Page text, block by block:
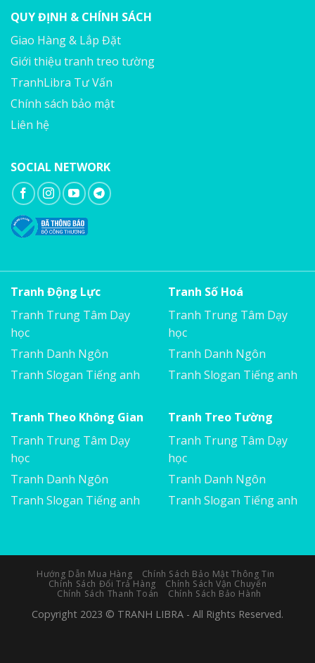
QUY ĐỊNH & CHÍNH SÁCH
Giao Hàng & Lắp Đặt
Giới thiệu tranh treo tường
TranhLibra Tư Vấn
Chính sách bảo mật
Liên hệ
SOCIAL NETWORK
Tranh Động Lực
Tranh Trung Tâm Dạy
học
Tranh Danh Ngôn
Tranh Slogan Tiếng anh
Tranh Số Hoá
Tranh Trung Tâm Dạy
học
Tranh Danh Ngôn
Tranh Slogan Tiếng anh
Tranh Theo Không Gian
Tranh Trung Tâm Dạy
học
Tranh Danh Ngôn
Tranh Slogan Tiếng anh
Tranh Treo Tường
Tranh Trung Tâm Dạy
học
Tranh Danh Ngôn
Tranh Slogan Tiếng anh
Hướng Dẫn Mua Hàng
Chính Sách Bảo Mật Thông Tin
Chính Sách Đổi Trả Hàng
Chính Sách Vận Chuyển
Chính Sách Thanh Toán
Chính Sách Bảo Hành
Copyright 2023 © TRANH LIBRA - All Rights Reserved.